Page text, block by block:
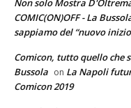
Non solo Mostra
COMIC(ON)OFF - La
sappiamo del “nuovo
Comicon, tutto quello che
Bussola on La Napoli
Comicon 2019